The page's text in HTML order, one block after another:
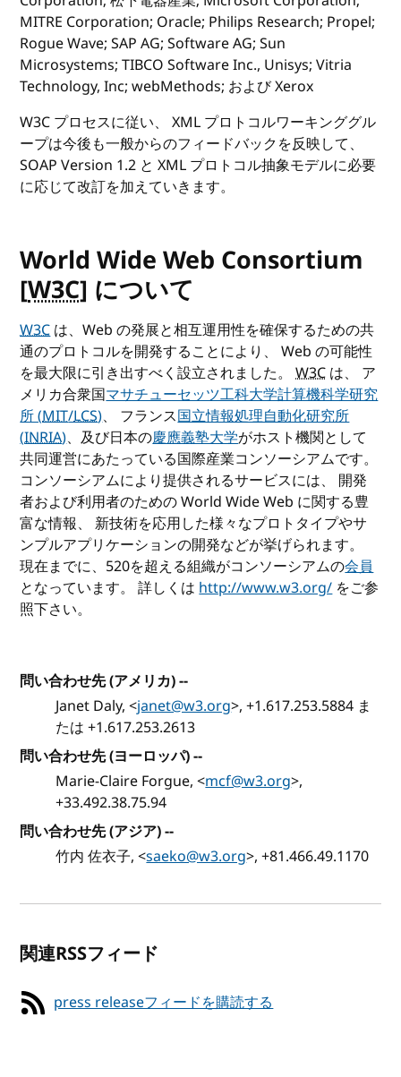
MITRE Corporation; Oracle; Philips Research; Propel;
Rogue Wave; SAP AG; Software AG; Sun
Microsystems; TIBCO Software Inc., Unisys; Vitria
Technology, Inc; webMethods; および Xerox
W3C プロセスに従い、 XML プロトコルワーキンググル
ープは今後も一般からのフィードバックを反映して、
SOAP Version 1.2 と XML プロトコル抽象モデルに必要
に応じて改訂を加えていきます。
World Wide Web Consortium
[W3C] について
W3Cは、Web の発展と相互運用性を確保するための共
通のプロトコルを開発することにより、 Web の可能性
を最大限に引き出すべく設立されました。W3C は、 ア
メリカ合衆国マサチューセッツ工科大学計算機科学研究
所 (MIT/LCS)、 フランス国立情報処理自動化研究所
(INRIA)、及び日本の慶應義塾大学がホスト機関として
共同運営にあたっている国際産業コンソーシアムです。
コンソーシアムにより提供されるサービスには、 開発
者および利用者のための World Wide Web に関する豊
富な情報、 新技術を応用した様々なプロトタイプやサ
ンプルアプリケーションの開発などが挙げられます。
現在までに、520を超える組織がコンソーシアムの会員
となっています。 詳しくはhttp://www.w3.org/をご参
照下さい。
問い合わせ先 (アメリカ) --
Janet Daly, <janet@w3.org>, +1.617.253.5884 ま
たは +1.617.253.2613
問い合わせ先 (ヨーロッパ) --
Marie-Claire Forgue, <mcf@w3.org>,
+33.492.38.75.94
問い合わせ先 (アジア) --
竹内 佐衣子, <saeko@w3.org>, +81.466.49.1170
関連RSSフィード
press releaseフィードを購読する